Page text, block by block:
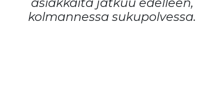
asiakkaita jatkuu edelleen,
kolmannessa sukupolvessa.